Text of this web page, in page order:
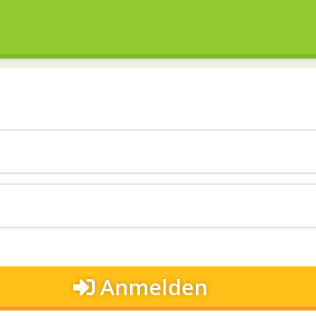
Anmelden